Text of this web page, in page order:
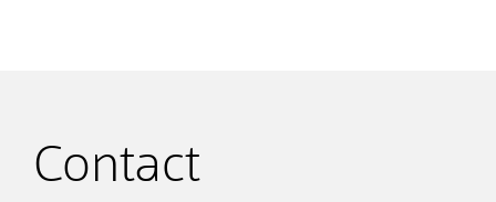
Contact